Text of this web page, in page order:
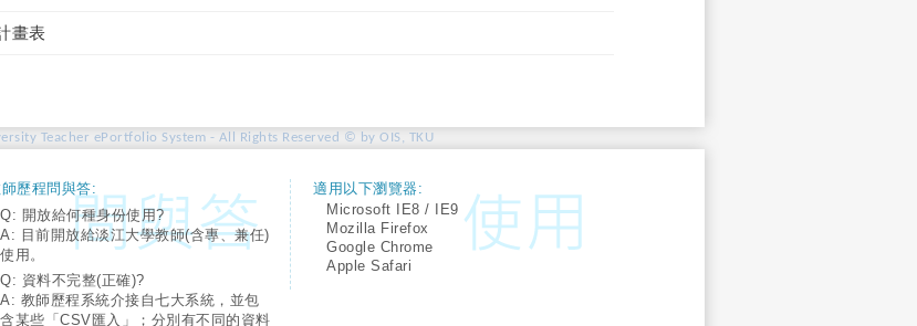
畫表
Teacher ePortfolio System - All Rights Reserved © by OIS, TKU
歷程問與答:
Q: 開放給何種身份使用?
A: 目前開放給淡江大學教師(含專、兼任)
使用。
Q: 資料不完整(正確)?
A: 教師歷程系統介接自七大系統，並包
含某些「CSV匯入」；分別有不同的資料
適用以下瀏覽器:
Microsoft IE8 / IE9
Mozilla Firefox
Google Chrome
Apple Safari